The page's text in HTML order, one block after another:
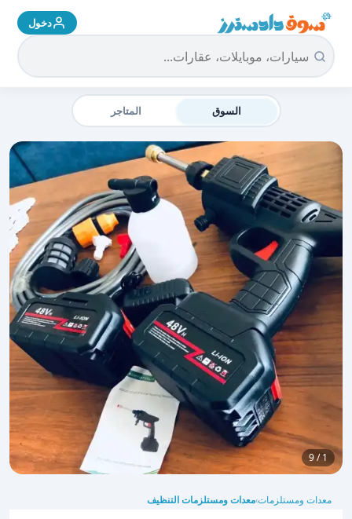
سوق دادسترز الرئيسية دخول
السوق المتاجر
1 / 9
معدات ومستلزمات›معدات ومستلزمات التنظيف